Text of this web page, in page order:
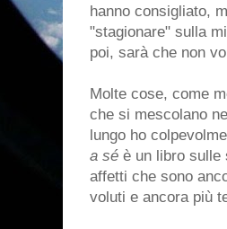
hanno consigliato,
"stagionare" sulla
poi, sarà che non
Molte cose, come
che si mescolano
lungo ho
a sé è un libro sulle
affetti che sono
voluti e ancora più